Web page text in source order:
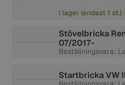
I lager (endast 1
Stövelbricka
07/2017-
Beställningsvara:
Startbricka VW